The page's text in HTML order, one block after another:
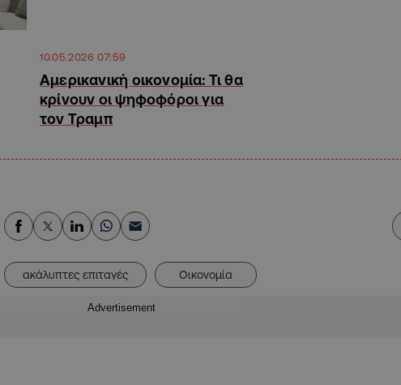
10.05.2026 07:59
Αμερικανική οικονομία: Τι θα
κρίνουν οι ψηφοφόροι για
τον Τραμπ
ακάλυπτες επιταγές Οικονομία
Advertisement